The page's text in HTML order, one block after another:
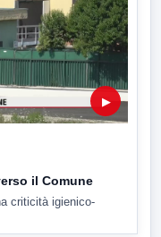
▶
il Comune
criticità igienico-